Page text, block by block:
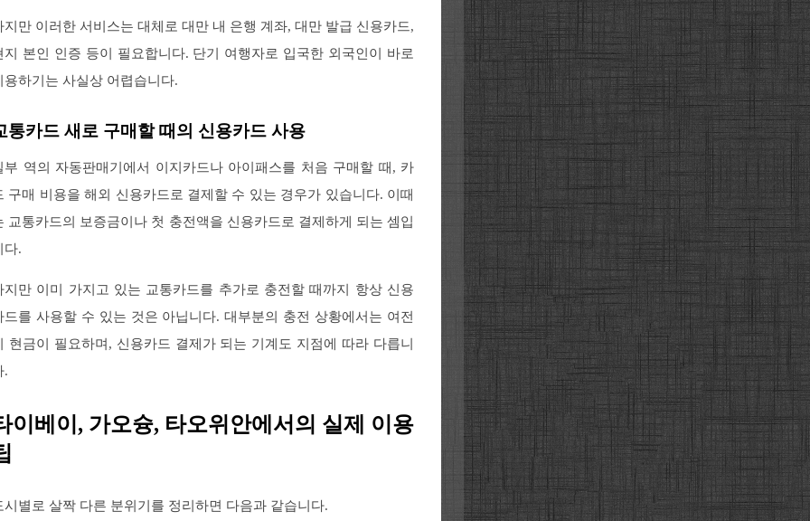
지만 이러한 서비스는 대체로 대만 내 은행 계좌, 대만 발급 신용카드,
지 본인 인증 등이 필요합니다. 단기 여행자로 입국한 외국인이 바로
용하기는 사실상 어렵습니다.
통카드 새로 구매할 때의 신용카드 사용
부 역의 자동판매기에서 이지카드나 아이패스를 처음 구매할 때, 카
구매 비용을 해외 신용카드로 결제할 수 있는 경우가 있습니다. 이때
교통카드의 보증금이나 첫 충전액을 신용카드로 결제하게 되는 셈입
다.
지만 이미 가지고 있는 교통카드를 추가로 충전할 때까지 항상 신용
드를 사용할 수 있는 것은 아닙니다. 대부분의 충전 상황에서는 여전
현금이 필요하며, 신용카드 결제가 되는 기계도 지점에 따라 다릅니
.
이베이, 가오슝, 타오위안에서의 실제 이용
시별로 살짝 다른 분위기를 정리하면 다음과 같습니다.